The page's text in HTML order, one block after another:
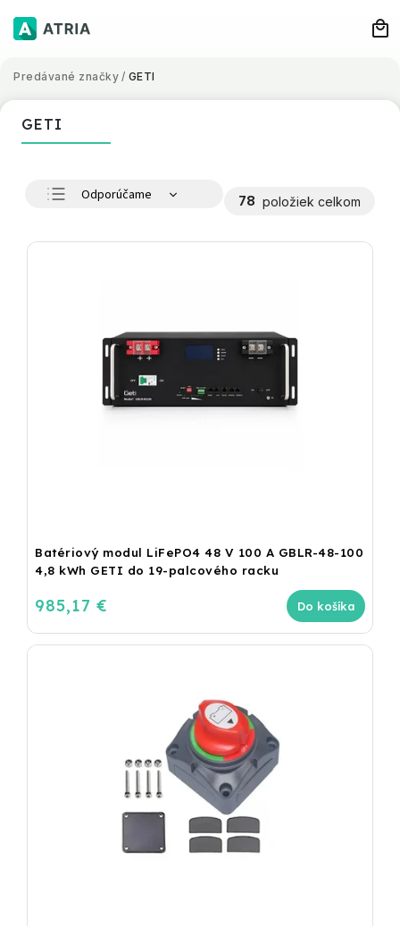
Predávané značky / GETI
GETI
Odporúčame
78 položiek celkom
Batériový modul LiFePO4 48 V 100 A GBLR-48-100
4,8 kWh GETI do 19-palcového racku
985,17 € Do košíka